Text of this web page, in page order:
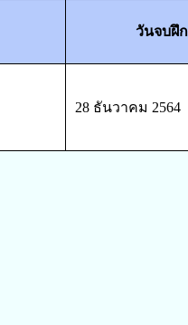
วันจบฝึก
28 ธันวาคม 2564